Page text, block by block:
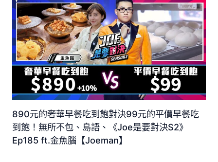
890元的奢華早餐吃到飽對決99元的平價早餐吃
到飽！無所不包、島語、《Joe是要對決S2》
Ep185 ft.金魚腦【Joeman】